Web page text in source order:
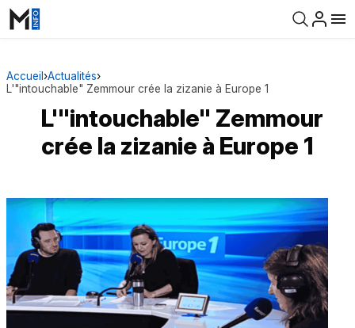
Accueil ›Actualités›
L'"intouchable" Zemmour crée la zizanie à Europe 1
L'"intouchable" Zemmour
crée la zizanie à Europe 1